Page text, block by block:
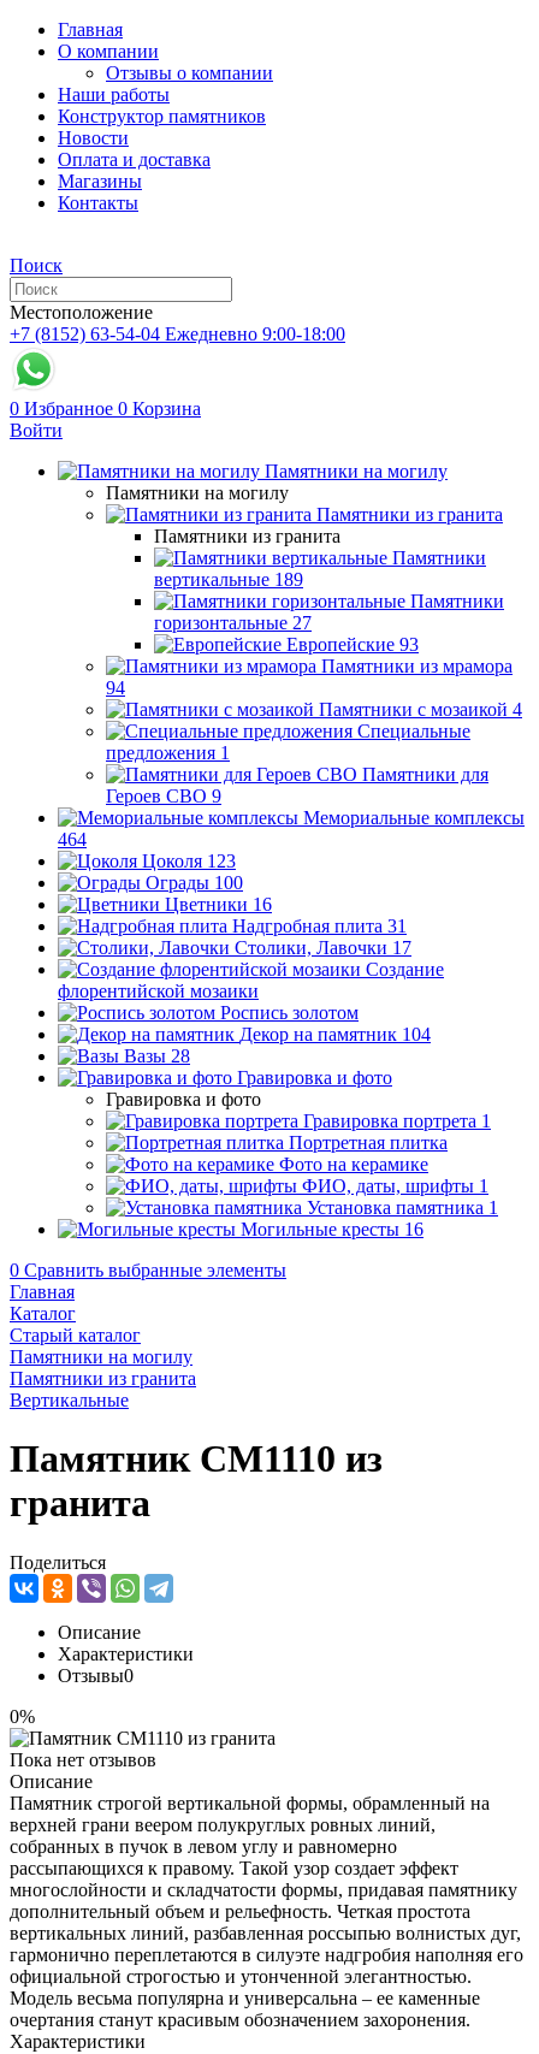
Главная
О компании
Отзывы о компании
Наши работы
Конструктор памятников
Новости
Оплата и доставка
Магазины
Контакты
Поиск
Местоположение
+7 (8152) 63-54-04 Ежедневно 9:00-18:00
0 Избранное 0 Корзина
Войти
Памятники на могилу
Памятники на могилу
Памятники из гранита
Памятники из гранита
Памятники
вертикальные 189
Памятники
горизонтальные 27
Европейские 93
Памятники из мрамора
94
Памятники с мозаикой 4
Специальные
предложения 1
Памятники для
Героев СВО 9
Мемориальные комплексы
464
Цоколя 123
Ограды 100
Цветники 16
Надгробная плита 31
Столики, Лавочки 17
Создание
флорентийской мозаики
Роспись золотом
Декор на памятник 104
Вазы 28
Гравировка и фото
Гравировка и фото
Гравировка портрета 1
Портретная плитка
Фото на керамике
ФИО, даты, шрифты 1
Установка памятника 1
Могильные кресты 16
0 Сравнить выбранные элементы
Главная
Каталог
Старый каталог
Памятники на могилу
Памятники из гранита
Вертикальные
Памятник CM1110 из
гранита
Поделиться
Описание
Характеристики
Отзывы0
0%
Пока нет отзывов
Описание
Памятник строгой вертикальной формы, обрамленный на
верхней грани веером полукруглых ровных линий,
собранных в пучок в левом углу и равномерно
рассыпающихся к правому. Такой узор создает эффект
многослойности и складчатости формы, придавая памятнику
дополнительный объем и рельефность. Четкая простота
вертикальных линий, разбавленная россыпью волнистых дуг,
гармонично переплетаются в силуэте надгробия наполняя его
официальной строгостью и утонченной элегантностью.
Модель весьма популярна и универсальна – ее каменные
очертания станут красивым обозначением захоронения.
Характеристики